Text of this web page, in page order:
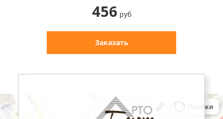
456 руб
Заказать